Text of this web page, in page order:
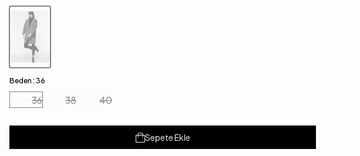
Beden : 36
36 38 40
Sepete Ekle